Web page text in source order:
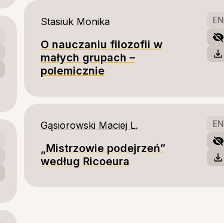
EN
Stasiuk Monika
O nauczaniu filozofii w
małych grupach –
polemicznie
EN
Gąsiorowski Maciej L.
„Mistrzowie podejrzeń”
według Ricoeura